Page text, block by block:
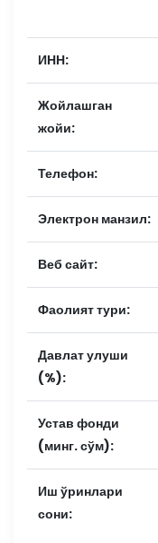
ИНН:
Жойлашган
жойи:
Телефон:
Электрон манзил:
Веб сайт:
Фаолият тури:
Давлат улуши
(%):
Устав фонди
(минг. сўм):
Иш ўринлари
сони: